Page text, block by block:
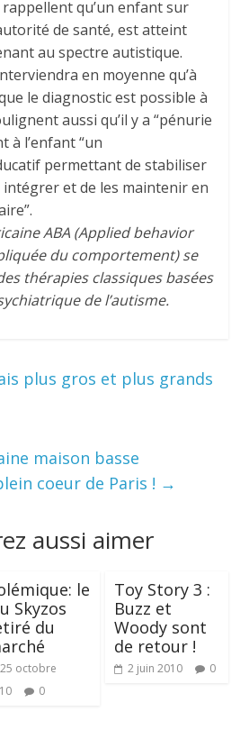
qu’un enfant sur
de santé, est atteint
au spectre autistique.
en moyenne qu’à
le diagnostic est possible à
aussi qu’il y a “pénurie
à l’enfant “un
permettant de stabiliser
intégrer et de les maintenir en
ABA (Applied behavior
du comportement) se
thérapies classiques basées
de l’autisme.
plus gros et plus grands
maison basse
coeur de Paris ! →
aussi aimer
le
Skyzos
du
25 octobre
0
Toy Story 3 :
Buzz et
Woody sont
de retour !
2 juin 2010 0